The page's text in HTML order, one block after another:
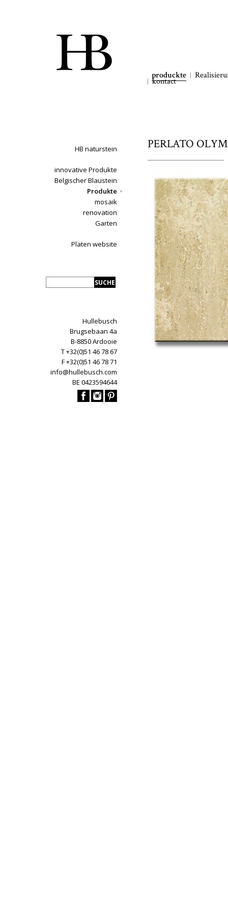
produckte
kontact
HB naturstein
innovative Produkte
Belgischer Blaustein
Produkte
mosaik
renovation
Garten
Platen website
Hullebusch
Brugsebaan 4a
B-8850 Ardooie
T +32(0)51 46 78 67
F +32(0)51 46 78 71
info@hullebusch.com
BE 0423594644
PERLATO